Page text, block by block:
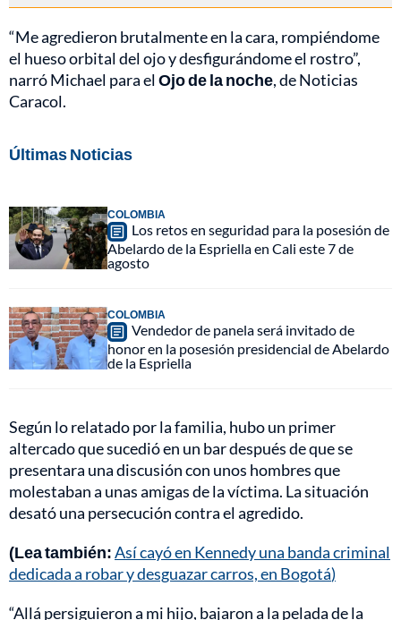
“Me agredieron brutalmente en la cara, rompiéndome
el hueso orbital del ojo y desfigurándome el rostro”,
narró Michael para elOjo de la noche, de Noticias
Caracol.
Últimas Noticias
COLOMBIA
Los retos en seguridad para la posesión de
Abelardo de la Espriella en Cali este 7 de
agosto
COLOMBIA
Vendedor de panela será invitado de
honor en la posesión presidencial de Abelardo
de la Espriella
Según lo relatado por la familia, hubo un primer
altercado que sucedió en un bar después de que se
presentara una discusión con unos hombres que
molestaban a unas amigas de la víctima. La situación
desató una persecución contra el agredido.
(Lea también:Así cayó en Kennedy una banda criminal
dedicada a robar y desguazar carros, en Bogotá)
“Allá persiguieron a mi hijo, bajaron a la pelada de la